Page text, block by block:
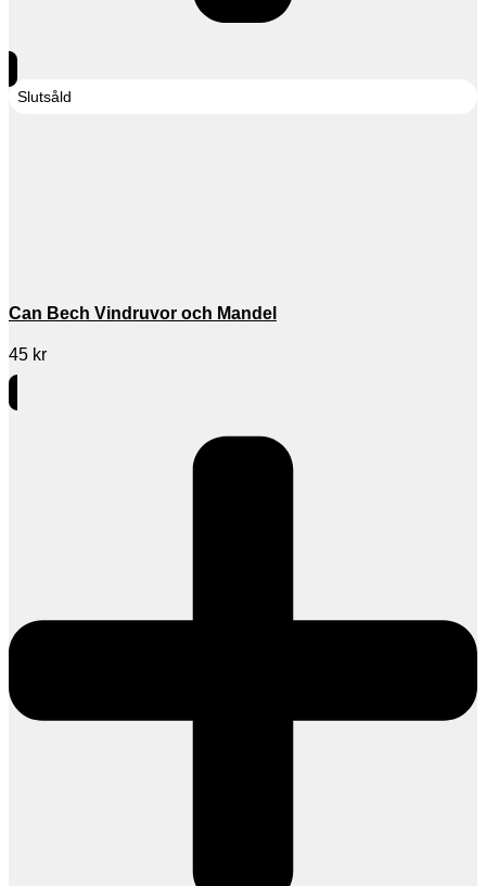
Slutsåld
Can Bech Vindruvor och Mandel
45 kr